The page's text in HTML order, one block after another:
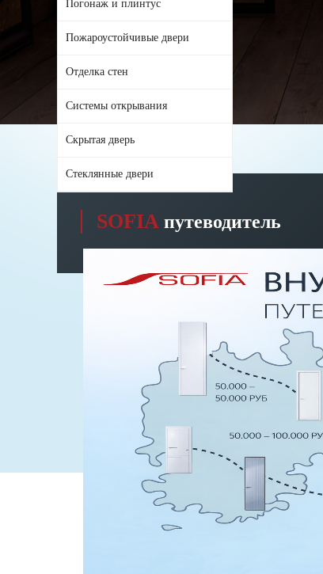
Погонаж и плинтус
Пожароустойчивые двери
Отделка стен
Системы открывания
Скрытая дверь
Стеклянные двери
SOFIA путеводитель